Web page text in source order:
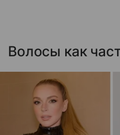
Волосы как